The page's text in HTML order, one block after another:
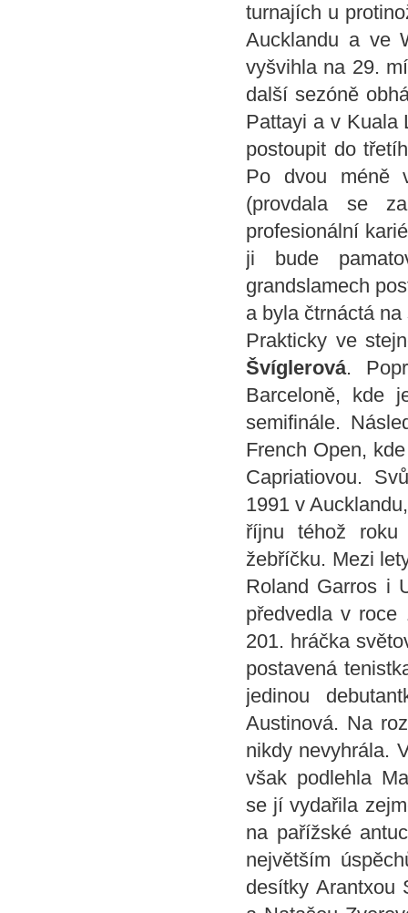
turnajích u
Aucklandu a ve
vyšvihla na 29.
další sezóně
Pattayi a v Kuala
postoupit do
Po dvou méně
(provdala se
profesionální
ji bude
grandslamech
a byla čtrnáctá
Prakticky ve
Švíglerová.
Barceloně, kde
semifinále.
French Open,
Capriatiovou.
1991 v
říjnu téhož roku
žebříčku. Mezi
Roland Garros i
předvedla v
201. hráčka
postavená
jedinou
Austinová. Na
nikdy nevyhrála.
však podlehla
se jí vydařila
na pařížské
největším
desítky Arantxou